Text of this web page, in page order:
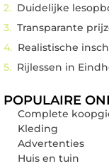
Duidelijke
POPULAIRE
Complete
Kleding
Advertenties
Huis en tuin